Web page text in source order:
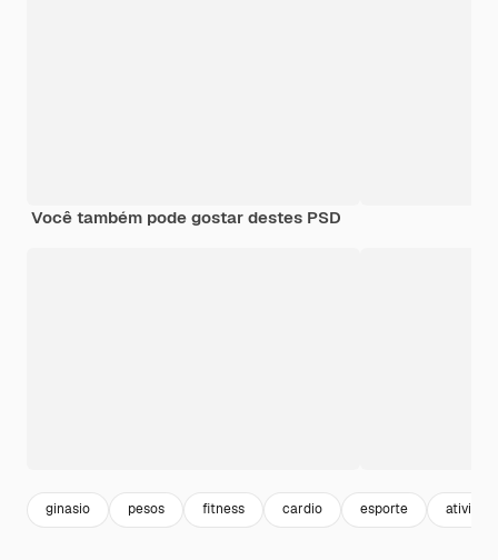
Você também pode gostar destes PSD
ginasio pesos fitness cardio esporte